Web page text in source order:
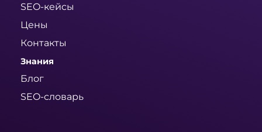
SEO-кейсы
Цены
Контакты
Знания
Блог
SEO-словарь